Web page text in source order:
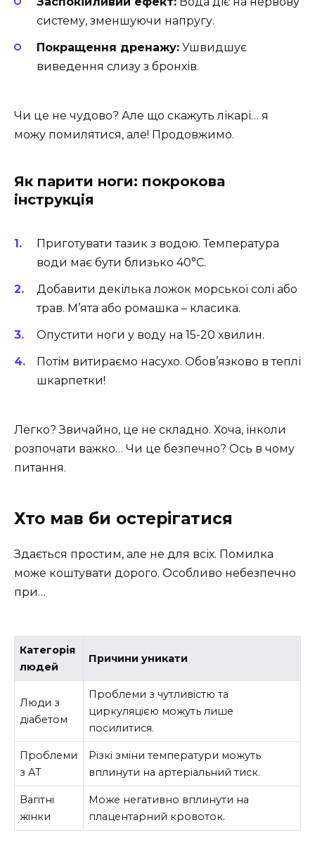
систему, зменшуючи напругу.
Покращення дренажу: Ушвидшує
виведення слизу з бронхів.
Чи це не чудово? Але що скажуть лікарі… я
можу помилятися, але! Продовжимо.
Як парити ноги: покрокова
інструкція
Приготувати тазик з водою. Температура
води має бути близько 40°C.
Добавити декілька ложок морської солі або
трав. М’ята або ромашка – класика.
Опустити ноги у воду на 15-20 хвилин.
Потім витираємо насухо. Обов’язково в теплі
шкарпетки!
Легко? Звичайно, це не складно. Хоча, інколи
розпочати важко… Чи це безпечно? Ось в чому
питання.
Хто мав би остерігатися
Здається простим, але не для всіх. Помилка
може коштувати дорого. Особливо небезпечно
при…
Категорія
людей
Причини уникати
Люди з
діабетом
Проблеми з чутливістю та
циркуляцією можуть лише
посилитися.
Проблеми
з АТ
Різкі зміни температури можуть
вплинути на артеріальний тиск.
Вагітні
жінки
Може негативно вплинути на
плацентарний кровоток.